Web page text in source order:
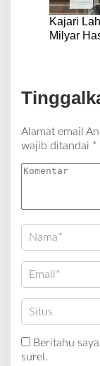
Kajari
Milyar
Alamat email
wajib ditandai *
Beritahu
surel.